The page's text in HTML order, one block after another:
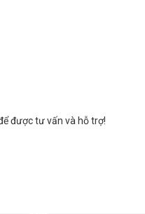
được tư vấn và hỗ trợ!